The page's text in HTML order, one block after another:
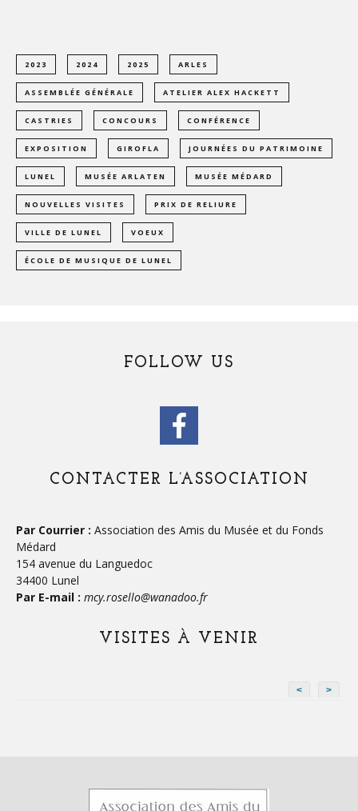
2023 2024 2025 ARLES
ASSEMBLÉE GÉNÉRALE ATELIER ALEX HACKETT
CASTRIES CONCOURS CONFÉRENCE
EXPOSITION GIROFLA JOURNÉES DU PATRIMOINE
LUNEL MUSÉE ARLATEN MUSÉE MÉDARD
NOUVELLES VISITES PRIX DE RELIURE
VILLE DE LUNEL VOEUX
ÉCOLE DE MUSIQUE DE LUNEL
FOLLOW US
CONTACTER L’ASSOCIATION
Par Courrier : Association des Amis du Musée et du Fonds
Médard
154 avenue du Languedoc
34400 Lunel
Par E-mail : mcy.rosello@wanadoo.fr
VISITES À VENIR
< >